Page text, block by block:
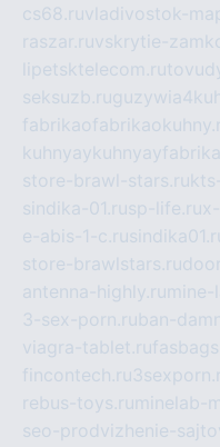
cs68.ruvladivostok-
raszar.ruvskrytie-
lipetsktelecom.ru
seksuzb.ru
store-brawl-stars.ru
sindika-01.rusp-life.ru
e-abis-1-c.ru
store-brawlstars.ru
antenna-highly.ru
3-sex-porn.ruban-
viagra-tablet.ru
fincontech.ru
rebus-toys.ru minelab-
seo-prodvizhenie-